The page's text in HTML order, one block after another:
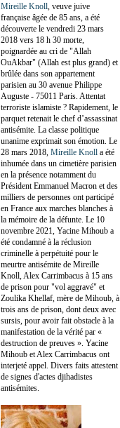
Mireille Knoll , veuve juive
française âgée de 85 ans, a été
découverte le vendredi 23 mars
2018 vers 18 h 30 morte,
poignardée au cri de "Allah
OuAkbar" (Allah est plus grand) et
brûlée dans son appartement
parisien au 30 avenue Philippe
Auguste - 75011 Paris. Attentat
terroriste islamiste ? Rapidement, le
parquet retenait le chef d’assassinat
antisémite. La classe politique
unanime exprimait son émotion. Le
28 mars 2018, Mireille Knoll a été
inhumée dans un cimetière parisien
en la présence notamment du
Président Emmanuel Macron et des
milliers de personnes ont participé
en France aux marches blanches à
la mémoire de la défunte. Le 10
novembre 2021, Yacine Mihoub a
été condamné à la réclusion
criminelle à perpétuité pour le
meurtre antisémite de Mireille
Knoll, Alex Carrimbacus à 15 ans
de prison pour "vol aggravé" et
Zoulika Khellaf, mère de Mihoub, à
trois ans de prison, dont deux avec
sursis, pour avoir fait obstacle à la
manifestation de la vérité par «
destruction de preuves ». Yacine
Mihoub et Alex Carrimbacus ont
interjeté appel. Divers faits attestent
de signes d'actes djihadistes
antisémites.